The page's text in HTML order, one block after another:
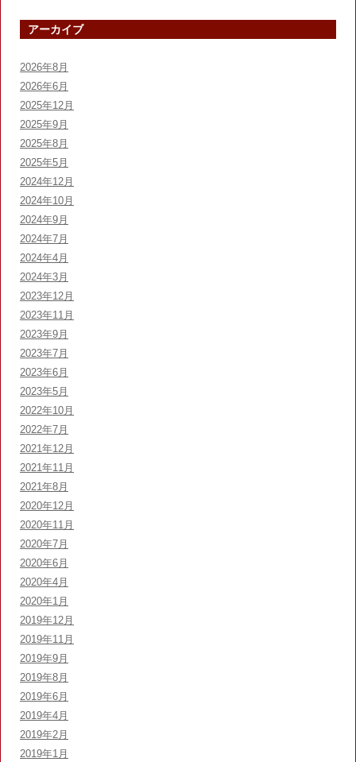
アーカイブ
2026年8月
2026年6月
2025年12月
2025年9月
2025年8月
2025年5月
2024年12月
2024年10月
2024年9月
2024年7月
2024年4月
2024年3月
2023年12月
2023年11月
2023年9月
2023年7月
2023年6月
2023年5月
2022年10月
2022年7月
2021年12月
2021年11月
2021年8月
2020年12月
2020年11月
2020年7月
2020年6月
2020年4月
2020年1月
2019年12月
2019年11月
2019年9月
2019年8月
2019年6月
2019年4月
2019年2月
2019年1月